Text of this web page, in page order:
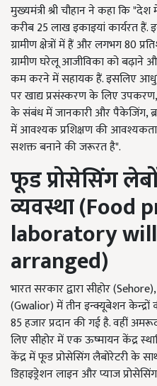
मुख्यमंत्री श्री चौहान ने कहा कि
करीब 25 लाख इकाइयां कार्यरत
ग्रामीण क्षेत्रों में हैं और लगभग 80
ग्रामीण घरेलू आजीविका को बढ़ाने और
कम करने में सहायक हैं. इसलिए
पर खाद्य प्रसंस्करण के लिए उपकरण,
के संबंध में जानकारी और पैकेजिंग,
में आवश्यक प्रशिक्षण की आवश्यकता
सशक्त बनाने की जरूरत है".
फूड प्रोसेसिंग
व्यवस्था (Food
laboratory
arranged)
भारत सरकार द्वारा सीहोर
(Gwalior) में तीन इन्क्यूबेशन
85 हजार प्रदान की गई है. वहीं
लिए सीहोर में एक ऊष्मायन केंद्र
केंद्र में फूड प्रोसेसिंग लैबोरेटरी के
डिहाइड्रेशन लाइन और प्याज